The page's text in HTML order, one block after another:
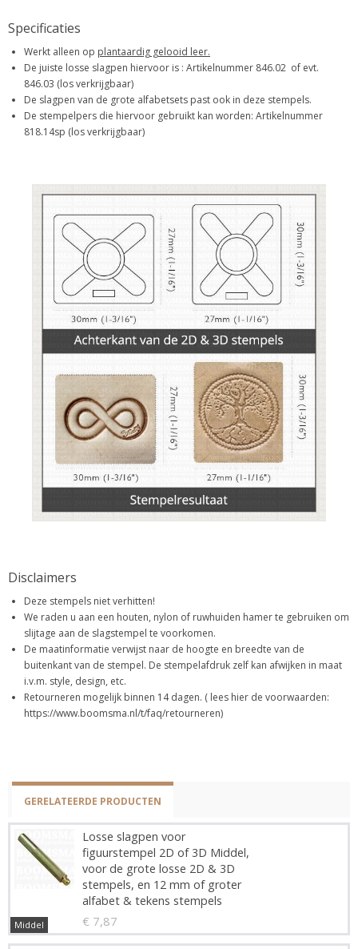
Specificaties
Werkt alleen op plantaardig gelooid leer.
De juiste losse slagpen hiervoor is : Artikelnummer 846.02 of evt.
846.03 (los verkrijgbaar)
De slagpen van de grote alfabetsets past ook in deze stempels.
De stempelpers die hiervoor gebruikt kan worden: Artikelnummer
818.14sp (los verkrijgbaar)
Disclaimers
Deze stempels niet verhitten!
We raden u aan een houten, nylon of ruwhuiden hamer te gebruiken om
slijtage aan de slagstempel te voorkomen.
De maatinformatie verwijst naar de hoogte en breedte van de
buitenkant van de stempel. De stempelafdruk zelf kan afwijken in maat
i.v.m. style, design, etc.
Retourneren mogelijk binnen 14 dagen. ( lees hier de voorwaarden:
https://www.boomsma.nl/t/faq/retourneren)
GERELATEERDE PRODUCTEN
Losse slagpen voor
figuurstempel 2D of 3D Middel,
voor de grote losse 2D & 3D
stempels, en 12 mm of groter
alfabet & tekens stempels
€ 7,87
Middel